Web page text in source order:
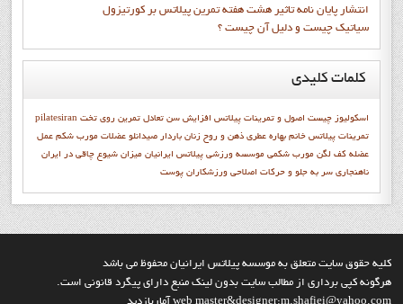
انتشار پايان نامه تاثیر هشت هفته تمرین پیلاتس بر کورتیزول
سیاتیک چیست و دلیل آن چیست ؟
کلماتکلیدی
pilatesiran اسکولیوز چیست اصول و تمرينات پيلاتس افزایش سن تعادل تمرين روي تخت
تمرينات پيلاتس خانم بهاره عطري ذهن و روح زنان باردار صیدانلو عضلات مورب شکم عمل
عضله كف لگن مورب شکمی موسسه ورزشی پیلاتس ایرانیان میزان شیوع چاقی در ایران
ناهنجاری سر به جلو و حرکات اصلاحی ورزشكاران پوست
کليه حقوق سايت متعلق به موسسه پيلاتس ايرانيان محفوظ مي باشد
هرگونه کپي برداري از مطالب سايت بدون لينک منبع داراي پيگرد قانوني است.
web master&designer:m.shafiei@yahoo.com آماربازديد